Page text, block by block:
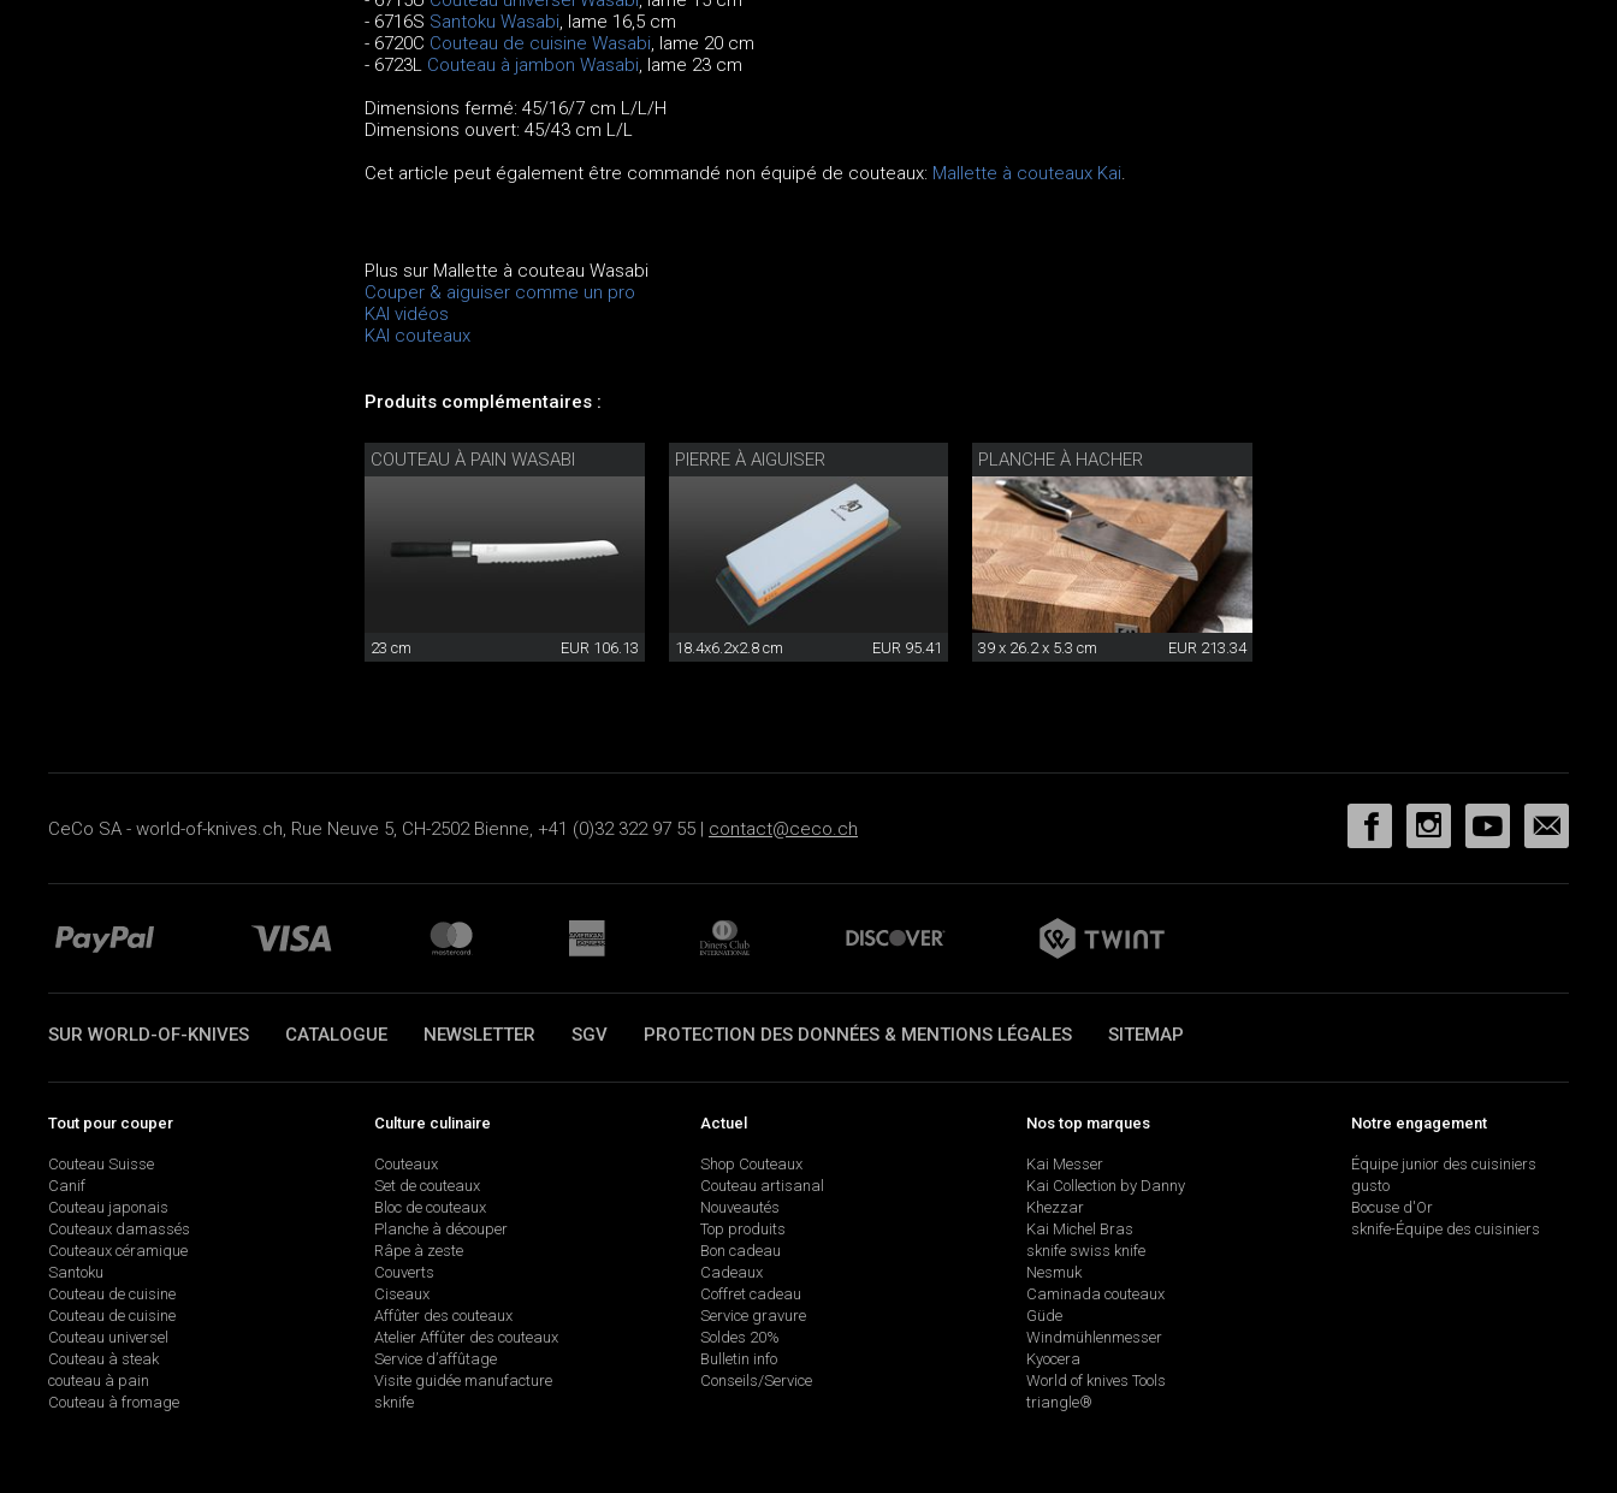
- 6716S Santoku Wasabi, lame 16,5 cm
- 6720C Couteau de cuisine Wasabi, lame 20 cm
- 6723L Couteau à jambon Wasabi, lame 23 cm
Dimensions fermé: 45/16/7 cm L/L/H
Dimensions ouvert: 45/43 cm L/L
Cet article peut également être commandé non équipé de couteaux: Mallette à couteaux Kai.
Plus sur Mallette à couteau Wasabi
Couper & aiguiser comme un pro
KAI vidéos
KAI couteaux
Produits complémentaires :
COUTEAU À PAIN WASABI
23 cm EUR 106.13
PIERRE À AIGUISER
18.4x6.2x2.8 cm EUR 95.41
PLANCHE À HACHER
39 x 26.2 x 5.3 cm EUR 213.34
CeCo SA - world-of-knives.ch, Rue Neuve 5, CH-2502 Bienne, +41 (0)32 322 97 55 | contact@ceco.ch
SUR WORLD-OF-KNIVES CATALOGUE NEWSLETTER SGV PROTECTION DES DONNÉES & MENTIONS LÉGALES SITEMAP
Tout pour couper
Couteau Suisse
Canif
Couteau japonais
Couteaux damassés
Couteaux céramique
Santoku
Couteau de cuisine
Couteau de cuisine
Couteau universel
Couteau à steak
couteau à pain
Couteau à fromage
Culture culinaire
Couteaux
Set de couteaux
Bloc de couteaux
Planche à découper
Râpe à zeste
Couverts
Ciseaux
Affûter des couteaux
Atelier Affûter des couteaux
Service d’affûtage
Visite guidée manufacture
sknife
Actuel
Shop Couteaux
Couteau artisanal
Nouveautés
Top produits
Bon cadeau
Cadeaux
Coffret cadeau
Service gravure
Soldes 20%
Bulletin info
Conseils/Service
Nos top marques
Kai Messer
Kai Collection by Danny
Khezzar
Kai Michel Bras
sknife swiss knife
Nesmuk
Caminada couteaux
Güde
Windmühlenmesser
Kyocera
World of knives Tools
triangle®
Notre engagement
Équipe junior des cuisiniers
gusto
Bocuse d'Or
sknife-Équipe des cuisiniers